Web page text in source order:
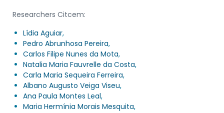
Researchers Citcem:
Lídia Aguiar,
Pedro Abrunhosa Pereira,
Carlos Filipe Nunes da Mota,
Natalia Maria Fauvrelle da Costa,
Carla Maria Sequeira Ferreira,
Albano Augusto Veiga Viseu,
Ana Paula Montes Leal,
Maria Hermínia Morais Mesquita,